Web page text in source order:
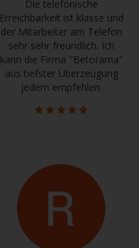
Die telefonische
Erreichbarkeit ist klasse und
der Mitarbeiter am Telefon
sehr sehr freundlich. Ich
kann die Firma "Betorama"
aus tiefster Überzeugung
jedem empfehlen.